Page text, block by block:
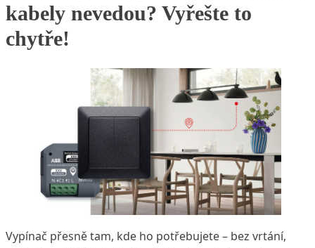
kabely nevedou? Vyřešte to
chytře!
Vypínač přesně tam, kde ho potřebujete – bez vrtání,